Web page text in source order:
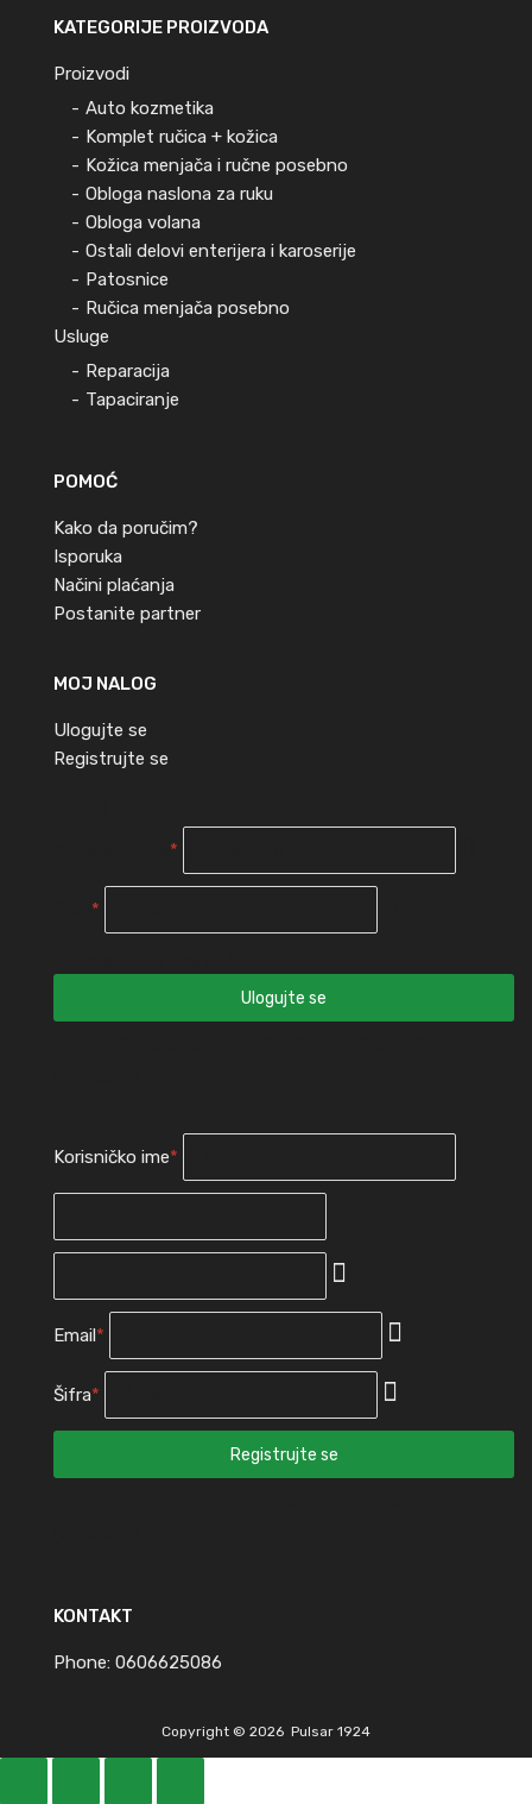
KATEGORIJE PROIZVODA
Proizvodi
Auto kozmetika
Komplet ručica + kožica
Kožica menjača i ručne posebno
Obloga naslona za ruku
Obloga volana
Ostali delovi enterijera i karoserije
Patosnice
Ručica menjača posebno
Usluge
Reparacija
Tapaciranje
POMOĆ
Kako da poručim?
Isporuka
Načini plaćanja
Postanite partner
MOJ NALOG
Ulogujte se
Registrujte se
*
*
Korisničko ime*
Email*
Šifra*
KONTAKT
Phone: 0606625086
Copyright © 2026 Pulsar 1924